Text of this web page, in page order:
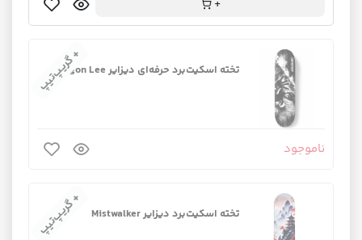
+
تخته اسکیت‌برد حرفه‌ای دیزایر Dragon Lee
ناموجود
+ گریپ‌تیپ
تخته اسکیت‌برد دیزایر Mistwalker + گریپ‌تیپ